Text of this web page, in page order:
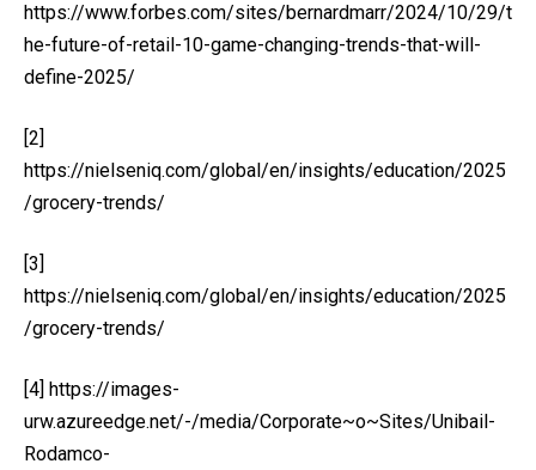
https://www.forbes.com/sites/bernardmarr/2024/10/29/t
he-future-of-retail-10-game-changing-trends-that-will-
define-2025/
[2]
https://nielseniq.com/global/en/insights/education/2025
/grocery-trends/
[3]
https://nielseniq.com/global/en/insights/education/2025
/grocery-trends/
[4] https://images-
urw.azureedge.net/-/media/Corporate~o~Sites/Unibail-
Rodamco-